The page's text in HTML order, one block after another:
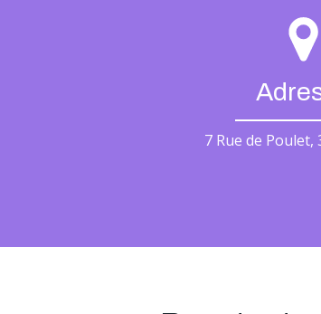
7 Rue de Poulet,